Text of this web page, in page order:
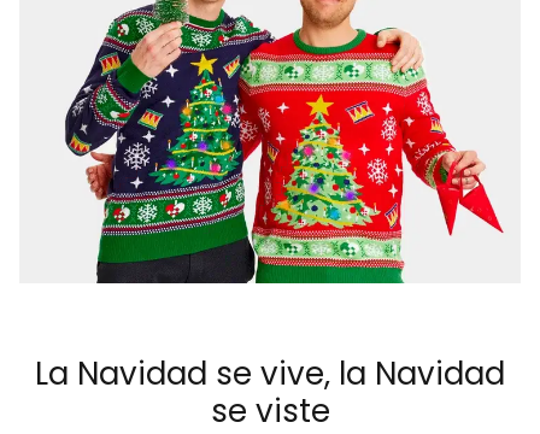
La Navidad se vive, la Navidad
se viste